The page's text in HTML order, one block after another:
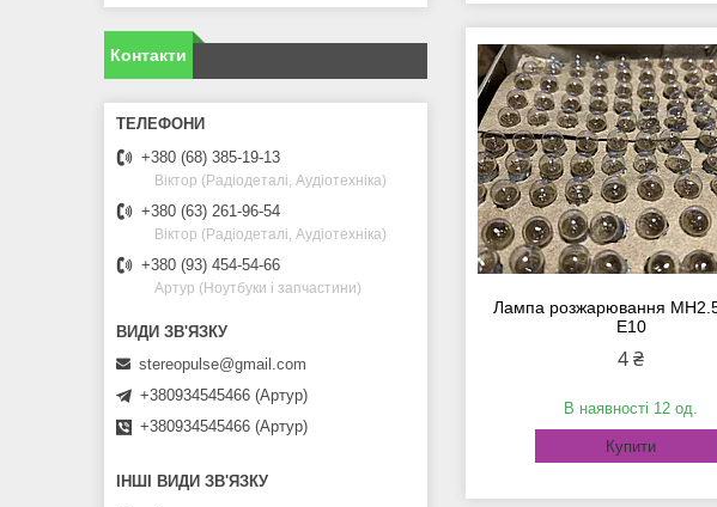
Лампа розжарювання
Е10
4 ₴
В наявності 12 од.
Купити
Контакти
+380 (68) 385-19-13
Віктор (Радіодеталі, Аудіотехніка)
+380 (63) 261-96-54
Віктор (Радіодеталі, Аудіотехніка)
+380 (93) 454-54-66
Артур (Ноутбуки і запчастини)
stereopulse@gmail.com
+380934545466 (Артур)
+380934545466 (Артур)
ІНШІ ВИДИ ЗВ'ЯЗКУ